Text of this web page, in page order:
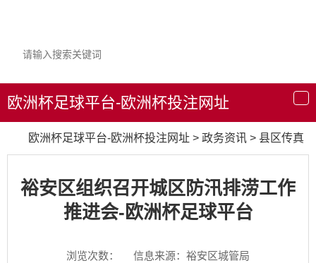
导
航
欧洲杯足球平台-欧洲杯投注网址
欧洲杯足球平台-欧洲杯投注网址 > 政务资讯 > 县区传真
裕安区组织召开城区防汛排涝工作
推进会-欧洲杯足球平台
浏览次数：
信息来源：裕安区城管局